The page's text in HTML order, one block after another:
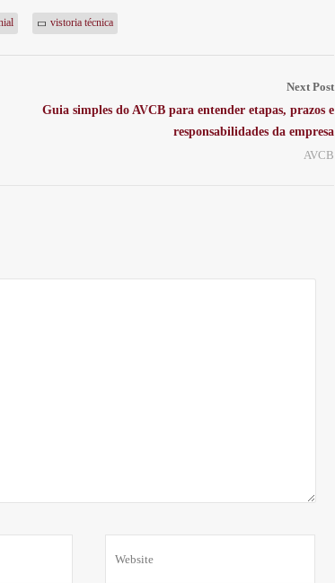
vistoria técnica
Next Post
Guia simples do AVCB para entender etapas, prazos e
responsabilidades da empresa
AVCB